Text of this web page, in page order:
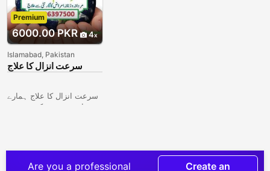
6000.00 PKR 4
Premium
Islamabad, Pakistan
سرعت انزال کا علاج
سرعت انزال کا علاج ہمارے
ہاں ہر قسم کے پوشیدہ
کریں مایوس حضرات لازمی
رابطہ کریں انشاءاللہ رزلٹ
Are you a professional
Create an